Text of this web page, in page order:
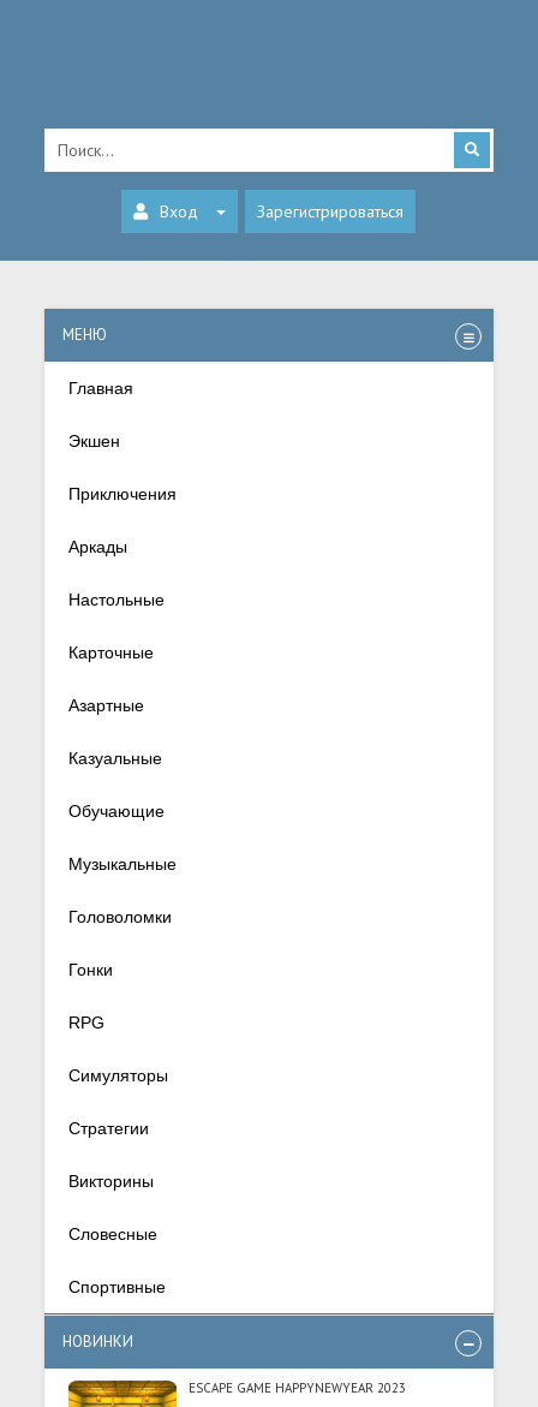
Вход Зарегистрироваться
МЕНЮ
Главная
Экшен
Приключения
Аркады
Настольные
Карточные
Азартные
Казуальные
Обучающие
Музыкальные
Головоломки
Гонки
RPG
Симуляторы
Стратегии
Викторины
Словесные
Спортивные
НОВИНКИ
ESCAPE GAME HAPPYNEWYEAR 2023